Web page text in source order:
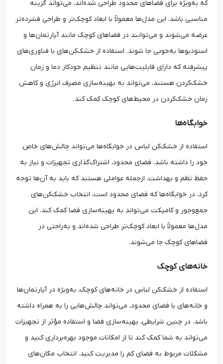
که به‌ویژه برای فضاهای محدود طراحی شده‌اند، می‌تواند گزینه
مناسبی باشد. این مدل‌ها معمولاً با ابعاد کوچک‌تر و طراحی فشرده‌تر
عرضه می‌شوند و می‌توانند در فضاهای کوچک مانند آپارتمان‌ها و
استودیوها به‌خوبی جا شوند. استفاده از خشک‌کن‌های با فناوری‌های
پیشرفته که دارای قابلیت‌هایی مانند تنظیم خودکار دما و زمان
خشک‌کردن هستند، می‌تواند به بهینه‌سازی مصرف انرژی و کاهش
زمان خشک‌کردن در محیط‌های کوچک کمک کند.
خوابگاه‌ها
استفاده از خشک‌کن لباس در خوابگاه‌ها می‌تواند چالش‌های خاص
خود را داشته باشد. فضای محدود، اشتراک‌گذاری تجهیزات و نیاز به
حفظ نظم و بهداشت، ازجمله عواملی هستند که باید به آن‌ها توجه
کرد. در خوابگاه‌ها که فضای محدود است، انتخاب خشک‌کن‌های
جمع‌وجور و کامپکت می‌تواند به بهینه‌سازی فضا کمک کند. این
مدل‌ها معمولاً با ابعاد کوچک‌تر طراحی شده‌اند و به‌راحتی در
فضاهای کوچک جا می‌شوند.
خانه‌های کوچک
استفاده از خشک‌کن لباس در خانه‌های کوچک، به‌ویژه در آپارتمان‌ها
و خانه‌های با فضای محدود، می‌تواند چالش‌هایی را به همراه داشته
باشد. در چنین شرایطی، بهینه‌سازی فضا و استفاده مؤثر از تجهیزات
می‌تواند به شما کمک کند تا از امکانات موجود بهره‌برداری کنید و
مشکلات مربوط به فضای کم را مدیریت کنید. انتخاب مکان‌های